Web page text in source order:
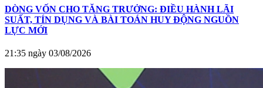
DÒNG VỐN CHO TĂNG TRƯỞNG: ĐIỀU HÀNH LÃI
SUẤT, TÍN DỤNG VÀ BÀI TOÁN HUY ĐỘNG NGUỒN
LỰC MỚI
21:35 ngày 03/08/2026